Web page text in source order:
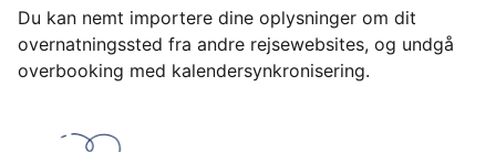
Du kan nemt importere dine oplysninger om dit
overnatningssted fra andre rejsewebsites, og undgå
overbooking med kalendersynkronisering.